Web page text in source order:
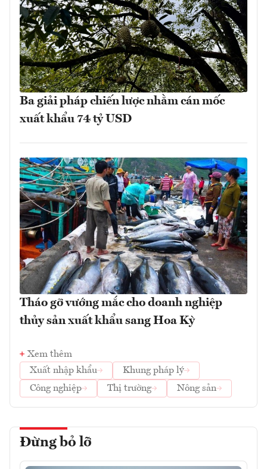
Ba giải pháp chiến lược nhằm cán mốc
xuất khẩu 74 tỷ USD
Tháo gỡ vướng mắc cho doanh nghiệp
thủy sản xuất khẩu sang Hoa Kỳ
Xem thêm
Xuất nhập khẩu
Khung pháp lý
Công nghiệp
Thị trường Nông sản
Đừng bỏ lỡ